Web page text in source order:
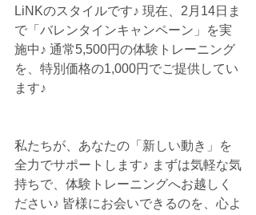
LiNKのスタイルです♪ 現在、2月14日ま
で「バレンタインキャンペーン」を実
施中♪ 通常5,500円の体験トレーニング
を、特別価格の1,000円でご提供してい
ます♪
私たちが、あなたの「新しい動き」を
全力でサポートします♪ まずは気軽な気
持ちで、体験トレーニングへお越しく
ださい♪ 皆様にお会いできるのを、心よ